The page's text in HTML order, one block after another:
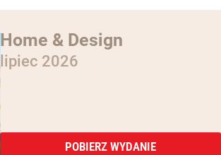
Home & Design
lipiec 2026
POBIERZ WYDANIE